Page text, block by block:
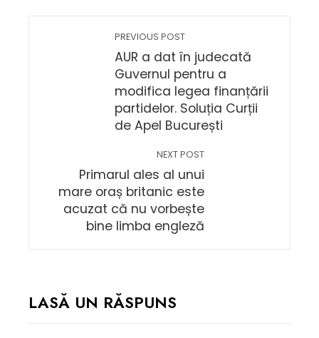
PREVIOUS POST
AUR a dat în judecată
Guvernul pentru a
modifica legea finanțării
partidelor. Soluția Curții
de Apel București
NEXT POST
Primarul ales al unui
mare oraș britanic este
acuzat că nu vorbește
bine limba engleză
LASĂ UN RĂSPUNS